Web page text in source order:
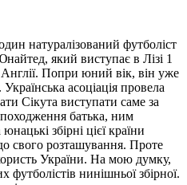
натуралізований футболіст
який виступає в Лізі 1
Англії. Попри юний вік, він уже
асоціація провела
Сікута виступати саме за
батька, ним
збірні цієї країни
свого розташування. Проте
України. На мою думку,
нинішньої збірної.